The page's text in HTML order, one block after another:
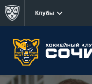
Клубы